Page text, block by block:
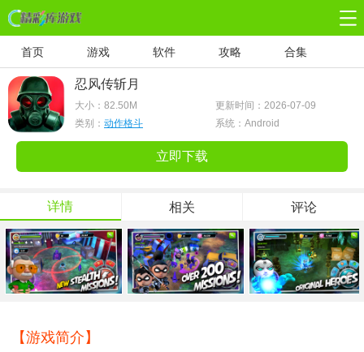
首页 游戏 软件 攻略 合集
忍风传斩月
大小： 82.50M
更新时间：2026-07-09
类别： 动作格斗 系统：Android
立即下载
详情 相关 评论
【游戏简介】